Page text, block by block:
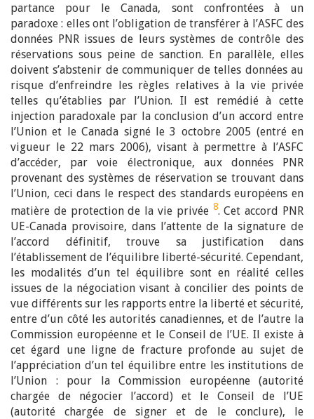
partance pour le Canada, sont confrontées à un
paradoxe : elles ont l’obligation de transférer à l’ASFC des
données PNR issues de leurs systèmes de contrôle des
réservations sous peine de sanction. En parallèle, elles
doivent s’abstenir de communiquer de telles données au
risque d’enfreindre les règles relatives à la vie privée
telles qu’établies par l’Union. Il est remédié à cette
injection paradoxale par la conclusion d’un accord entre
l’Union et le Canada signé le 3 octobre 2005 (entré en
vigueur le 22 mars 2006), visant à permettre à l’ASFC
d’accéder, par voie électronique, aux données PNR
provenant des systèmes de réservation se trouvant dans
l’Union, ceci dans le respect des standards européens en
matière de protection de la vie privée 8. Cet accord PNR
UE-Canada provisoire, dans l’attente de la signature de
l’accord définitif, trouve sa justification dans
l’établissement de l’équilibre liberté-sécurité. Cependant,
les modalités d’un tel équilibre sont en réalité celles
issues de la négociation visant à concilier des points de
vue différents sur les rapports entre la liberté et sécurité,
entre d’un côté les autorités canadiennes, et de l’autre la
Commission européenne et le Conseil de l’UE. Il existe à
cet égard une ligne de fracture profonde au sujet de
l’appréciation d’un tel équilibre entre les institutions de
l’Union : pour la Commission européenne (autorité
chargée de négocier l’accord) et le Conseil de l’UE
(autorité chargée de signer et de le conclure), le